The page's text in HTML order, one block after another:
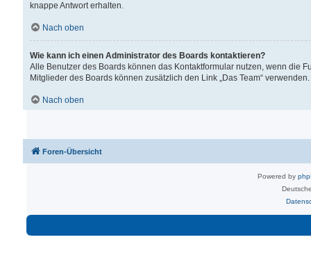
knappe Antwort erhalten.
Nach oben
Wie kann ich einen Administrator des Boards kontaktieren?
Alle Benutzer des Boards können das Kontaktformular nutzen, wenn die
Mitglieder des Boards können zusätzlich den Link „Das Team“ verwenden.
Nach oben
Foren-Übersicht
Powered by